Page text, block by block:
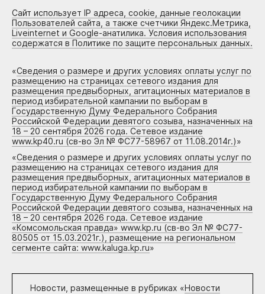
Сайт использует IP адреса, cookie, данные геолокации
Пользователей сайта, а также счетчики Яндекс.Метрика,
Liveinternet и Google-анатилика. Условия использования
содержатся в Политике по защите персональных данных.
«Сведения о размере и других условиях оплаты услуг по
размещению на страницах сетевого издания для
размещения предвыборных, агитационных материалов в
период избирательной кампании по выборам в
Государственную Думу Федерального Собрания
Российской Федерации девятого созыва, назначенных на
18 – 20 сентября 2026 года. Сетевое издание
www.kp40.ru (св-во Эл № ФС77-58967 от 11.08.2014г.)»
«Сведения о размере и других условиях оплаты услуг по
размещению на страницах сетевого издания для
размещения предвыборных, агитационных материалов в
период избирательной кампании по выборам в
Государственную Думу Федерального Собрания
Российской Федерации девятого созыва, назначенных на
18 – 20 сентября 2026 года. Сетевое издание
«Комсомольская правда» www.kp.ru (св-во Эл № ФС77-
80505 от 15.03.2021г.), размещение на региональном
сегменте сайта: www.kaluga.kp.ru»
Новости, размещенные в рубриках «Новости